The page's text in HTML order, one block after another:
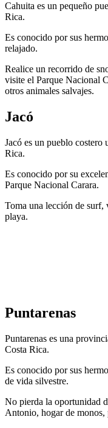
Cahuita es un pequeño
Rica.
Es conocido por sus
relajado.
Realice un recorrido de
visite el Parque Nacional
otros animales salvajes.
Jacó
Jacó es un pueblo costero
Rica.
Es conocido por su
Parque Nacional Carara.
Toma una lección de surf,
playa.
Puntarenas
Puntarenas es una
Costa Rica.
Es conocido por sus
de vida silvestre.
No pierda la oportunidad
Antonio, hogar de monos,